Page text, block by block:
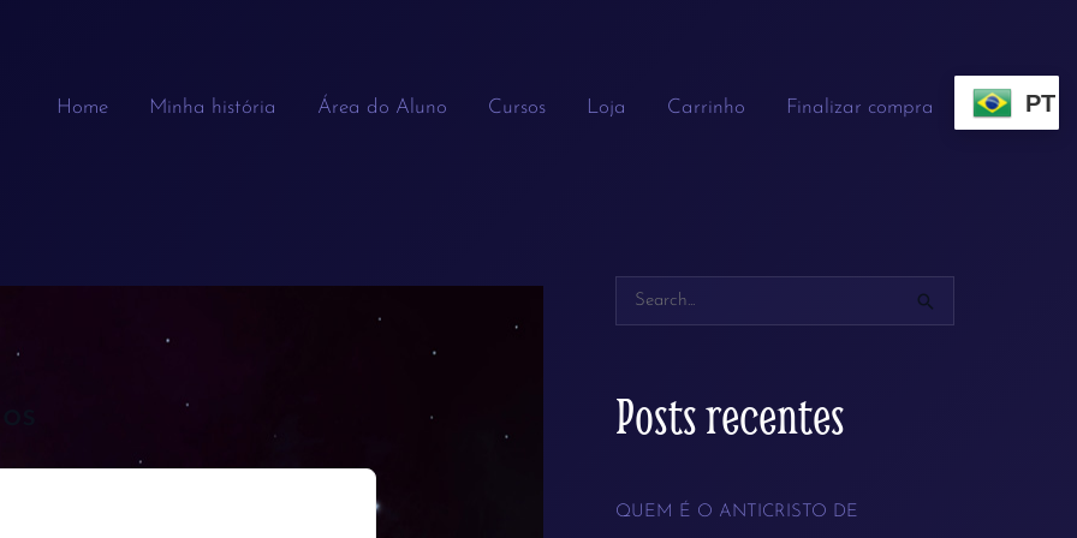
Home Minha história Área do Aluno Cursos Loja Carrinho Finalizar compra PT
s
q
i
Posts recentes
QUEM É O ANTICRISTO DE